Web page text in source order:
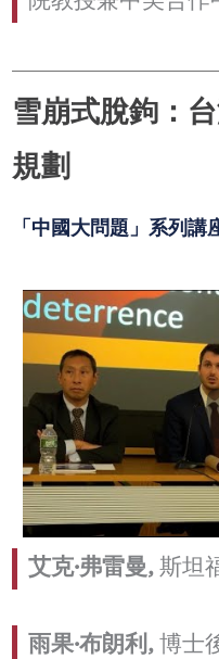
雪崩式脫鉤：
規劃
「中國大問題」系列講
艾克·弗雷曼, 斯坦
雨果·布朗利, 博士